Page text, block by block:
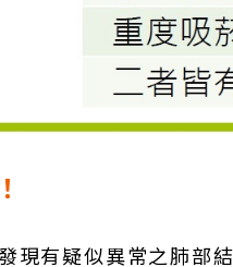
現有疑似異常之肺部